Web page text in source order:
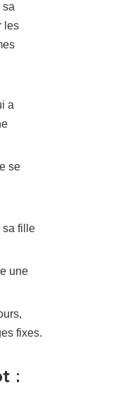
sa
les
a
se
sa fille
une
fixes.
: